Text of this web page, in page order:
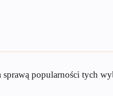
sprawą popularności tych